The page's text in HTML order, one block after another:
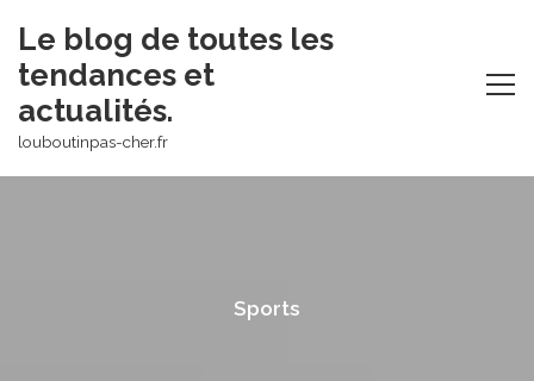
content
Le blog de toutes les
tendances et
actualités.
louboutinpas-cher.fr
Sports